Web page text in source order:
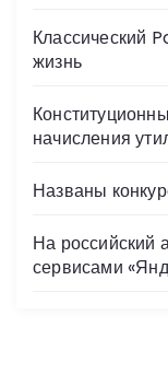
Классический
жизнь
начисления
Названы
На российский
сервисами